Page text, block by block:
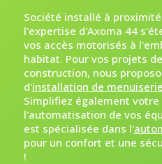
Société installé à
l'expertise d'Axoma 44
vos accès motorisés à
habitat. Pour vos projets
construction, nous
d'installation de
Simplifiez également
l'automatisation de vos
est spécialisée dans l'
pour un confort et une
!